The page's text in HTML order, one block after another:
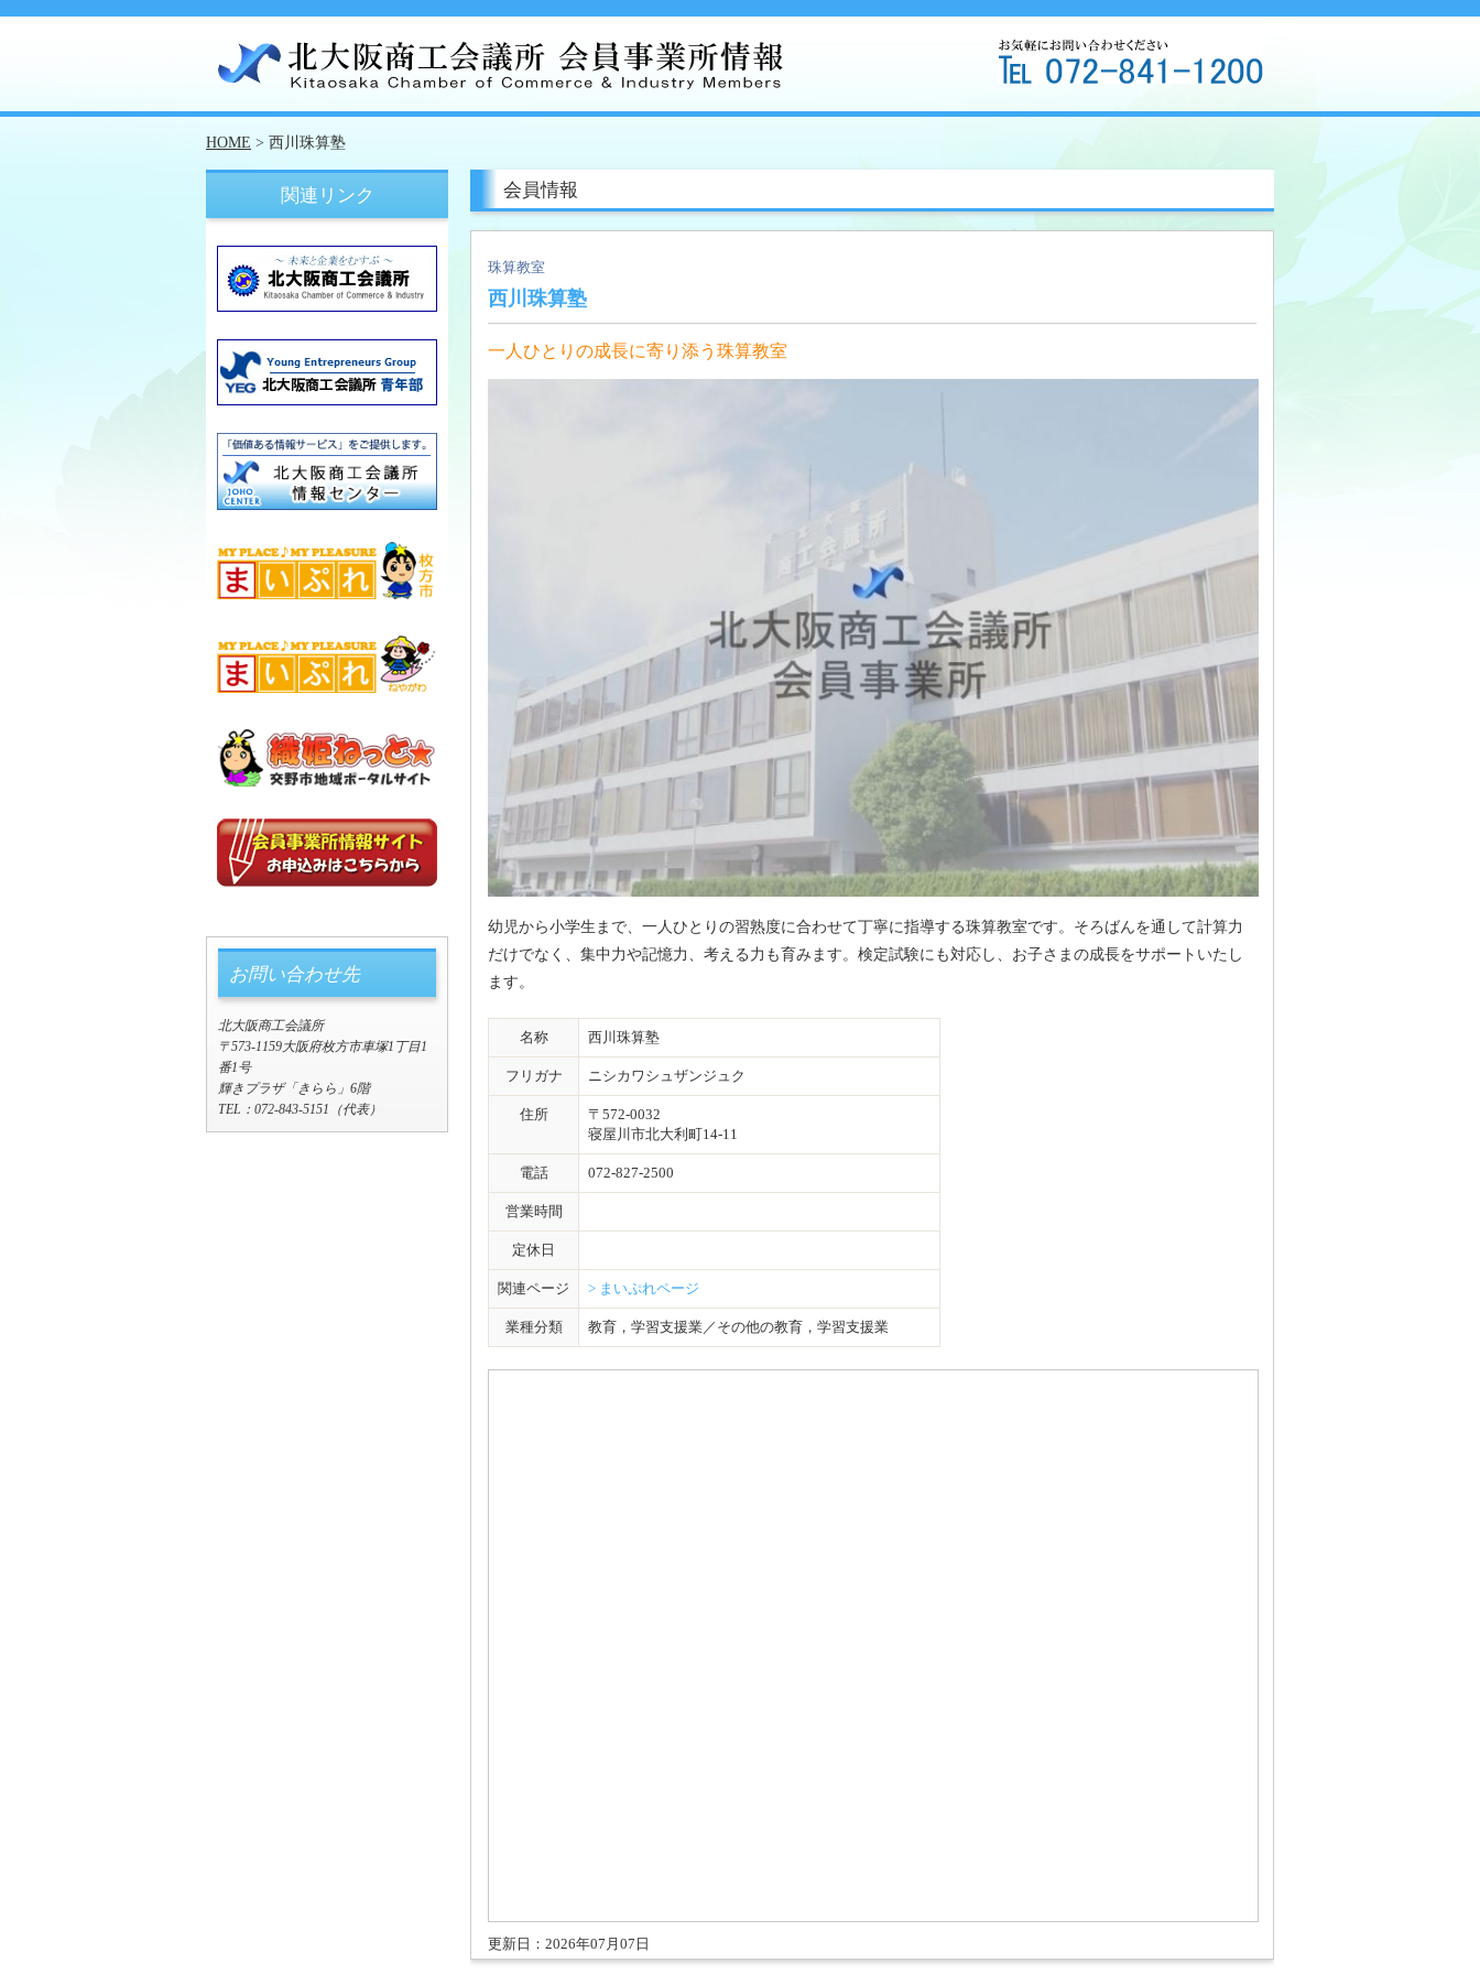
HOME > 西川珠算塾
会員情報
珠算教室
西川珠算塾
一人ひとりの成長に寄り添う珠算教室
幼児から小学生まで、一人ひとりの習熟度に合わせて丁寧に指導する珠算教室です。そろばんを通して計算力
だけでなく、集中力や記憶力、考える力も育みます。検定試験にも対応し、お子さまの成長をサポートいたし
ます。
名称 西川珠算塾
フリガナ ニシカワシュザンジュク
住所
〒572-0032
寝屋川市北大利町14-11
電話 072-827-2500
営業時間
定休日
関連ページ > まいぷれページ
業種分類 教育，学習支援業／その他の教育，学習支援業
更新日：2026年07月07日
関連リンク
お問い合わせ先
北大阪商工会議所
〒573-1159大阪府枚方市車塚1丁目1
番1号
輝きプラザ「きらら」6階
TEL：072-843-5151（代表）